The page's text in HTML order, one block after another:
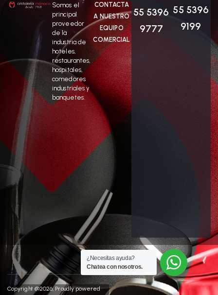
Somos el
principal
proveedor
de la
industria de
hoteles,
restaurantes,
hospitales,
comedores
industriales y
banquetes.
CONTACTA
A NUESTRO
EQUIPO
COMERCIAL
55 5396
9777
55 5396
9199
Copyright @2026, Proudly powered
¿Necesitas ayuda?
Chatea con nosotros.